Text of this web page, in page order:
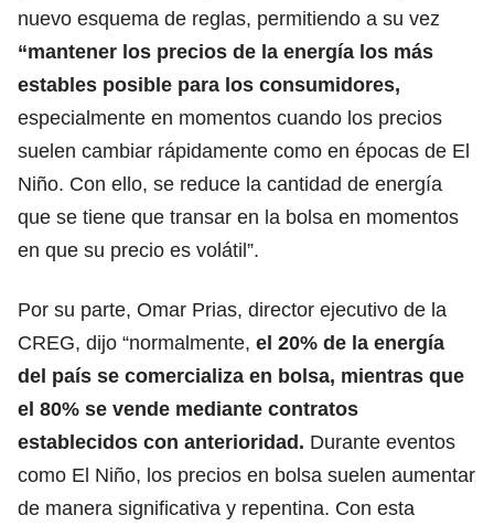
nuevo esquema de reglas, permitiendo a su vez
“mantener los precios de la energía los más
estables posible para los consumidores,
especialmente en momentos cuando los precios
suelen cambiar rápidamente como en épocas de El
Niño. Con ello, se reduce la cantidad de energía
que se tiene que transar en la bolsa en momentos
en que su precio es volátil”.
Por su parte, Omar Prias, director ejecutivo de la
CREG, dijo “normalmente, el 20% de la energía
del país se comercializa en bolsa, mientras que
el 80% se vende mediante contratos
establecidos con anterioridad. Durante eventos
como El Niño, los precios en bolsa suelen aumentar
de manera significativa y repentina. Con esta